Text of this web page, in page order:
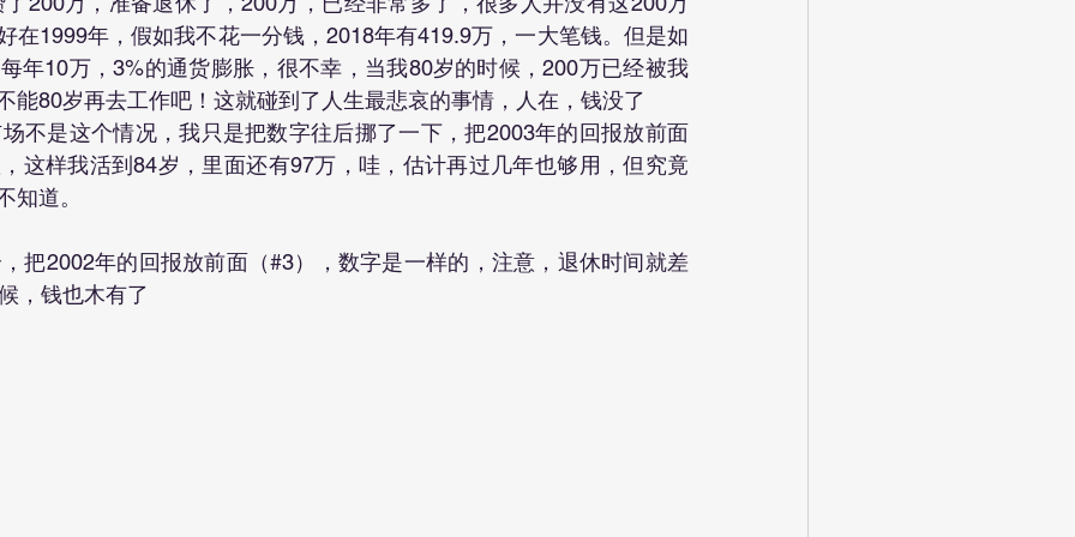
在1999年，假如我不花一分钱，2018年有419.9万，一大笔钱。但是如
年10万，3%的通货膨胀，很不幸，当我80岁的时候，200万已经被我
能80岁再去工作吧！这就碰到了人生最悲哀的事情，人在，钱没了
不是这个情况，我只是把数字往后挪了一下，把2003年的回报放前面
这样我活到84岁，里面还有97万，哇，估计再过几年也够用，但究竟
知道。
，钱也木有了